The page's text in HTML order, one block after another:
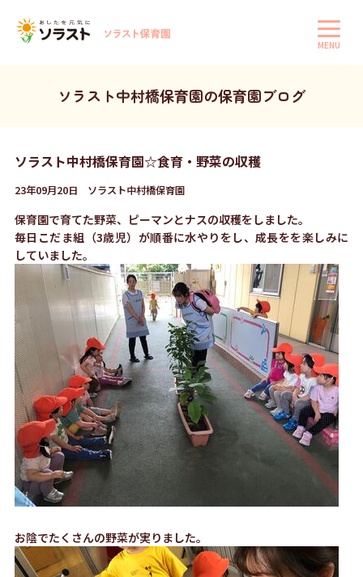
MENU
ソラスト中村橋保育園の保育園ブログ
ソラスト中村橋保育園☆食育・野菜の収穫
23年09月20日 ソラスト中村橋保育園
保育園で育てた野菜、ピーマンとナスの収穫をしました。
毎日こだま組（3歳児）が順番に水やりをし、成長をを楽しみに
していました。
お陰でたくさんの野菜が実りました。